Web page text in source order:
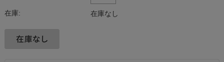
在庫: 在庫なし